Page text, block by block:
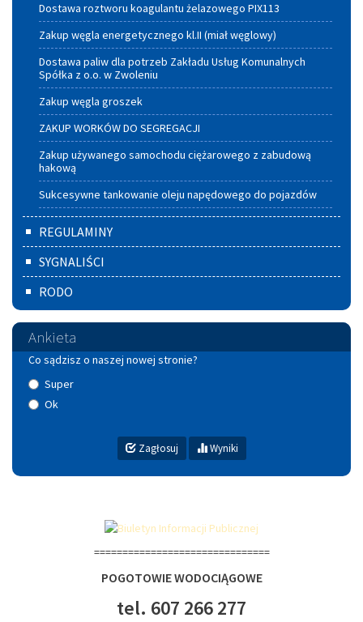
Dostawa roztworu koagulantu żelazowego PIX113
Zakup węgla energetycznego kl.II (miał węglowy)
Dostawa paliw dla potrzeb Zakładu Usług Komunalnych
Spółka z o.o. w Zwoleniu
Zakup węgla groszek
ZAKUP WORKÓW DO SEGREGACJI
Zakup używanego samochodu ciężarowego z zabudową
hakową
Sukcesywne tankowanie oleju napędowego do pojazdów
REGULAMINY
SYGNALIŚCI
RODO
Ankieta
Co sądzisz o naszej nowej stronie?
Super
Ok
Zagłosuj Wyniki
===============================
POGOTOWIE WODOCIĄGOWE
tel. 607 266 277